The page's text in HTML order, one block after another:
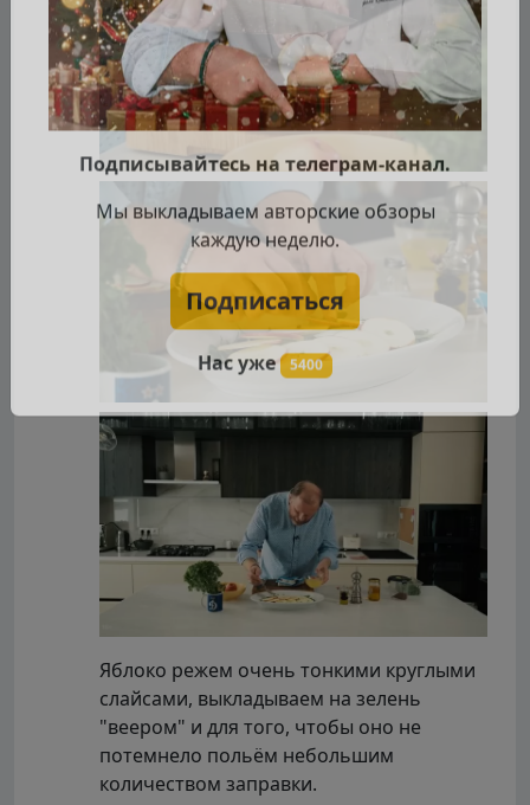
Яблоко режем очень тонкими круглыми
слайсами, выкладываем на зелень
"веером" и для того, чтобы оно не
потемнело польём небольшим
количеством заправки.
Подписывайтесь на телеграм-канал.
Мы выкладываем авторские обзоры
каждую неделю.
Подписаться